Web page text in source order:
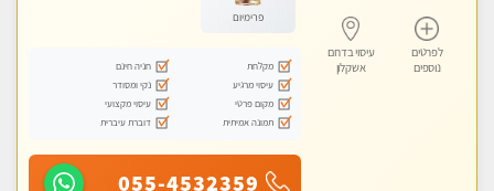
לפרטים
נוספים
עיסוי בדרום
אשקלון
פרימיום
מקלחת
חניה חינם
עיסוי מרגיע
נקי ומסודר
מקום פרטי
עיסוי מקצועי
תמונה אמיתית
דוברת עיברית
055-4532359